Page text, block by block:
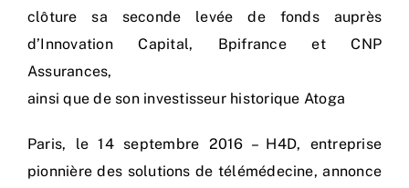
Partenaires
Nos process
clôture sa seconde levée de fonds auprès
d’Innovation Capital, Bpifrance et CNP
Assurances,
ainsi que de son investisseur historique Atoga
Paris, le 14 septembre 2016 – H4D, entreprise
pionnière des solutions de télémédecine, annonce